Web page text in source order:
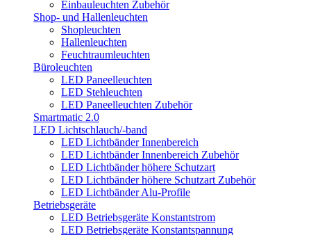
Einbauleuchten Zubehör
Shop- und Hallenleuchten
Shopleuchten
Hallenleuchten
Feuchtraumleuchten
Büroleuchten
LED Paneelleuchten
LED Stehleuchten
LED Paneelleuchten Zubehör
Smartmatic 2.0
LED Lichtschlauch/-band
LED Lichtbänder Innenbereich
LED Lichtbänder Innenbereich Zubehör
LED Lichtbänder höhere Schutzart
LED Lichtbänder höhere Schutzart Zubehör
LED Lichtbänder Alu-Profile
Betriebsgeräte
LED Betriebsgeräte Konstantstrom
LED Betriebsgeräte Konstantspannung